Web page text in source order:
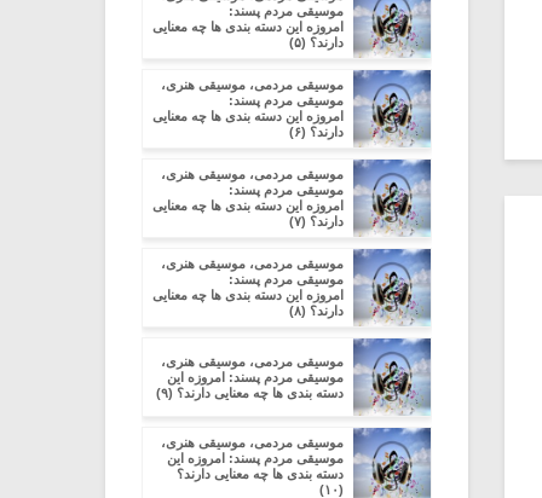
موسیقی مردم پسند:
امروزه این دسته بندی ها چه معنایی
دارند؟ (۵)
موسیقی مردمی، موسیقی هنری،
موسیقی مردم پسند:
امروزه این دسته بندی ها چه معنایی
دارند؟ (۶)
موسیقی مردمی، موسیقی هنری،
موسیقی مردم پسند:
امروزه این دسته بندی ها چه معنایی
دارند؟ (۷)
موسیقی مردمی، موسیقی هنری،
موسیقی مردم پسند:
امروزه این دسته بندی ها چه معنایی
دارند؟ (۸)
موسیقی مردمی، موسیقی هنری،
موسیقی مردم پسند: امروزه این
دسته بندی ها چه معنایی دارند؟ (۹)
موسیقی مردمی، موسیقی هنری،
موسیقی مردم پسند: امروزه این
دسته بندی ها چه معنایی دارند؟
(۱۰)